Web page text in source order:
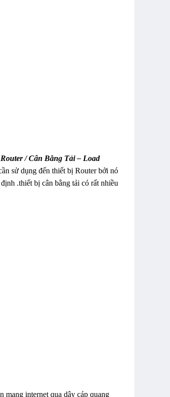
Router / Cân Bằng Tải – Load
sử dụng đến thiết bị Router bởi nó
.thiết bị cân bằng tải có rất nhiều
mạng internet qua dây cáp quang